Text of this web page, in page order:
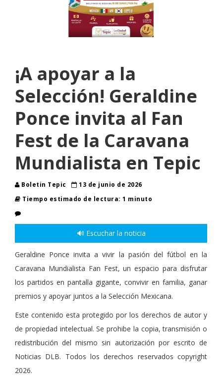
¡A apoyar a la
Selección! Geraldine
Ponce invita al Fan
Fest de la Caravana
Mundialista en Tepic
Boletin Tepic
13 de junio de 2026
Tiempo estimado de lectura: 1 minuto
🔊 Escuchar la noticia
Geraldine Ponce invita a vivir la pasión del fútbol en la
Caravana Mundialista Fan Fest, un espacio para disfrutar
los partidos en pantalla gigante, convivir en familia, ganar
premios y apoyar juntos a la Selección Mexicana.
Este contenido esta protegido por los derechos de autor y
de propiedad intelectual. Se prohibe la copia, transmisión o
redistribución del mismo sin autorización por escrito de
Noticias DLB. Todos los derechos reservados copyright
2026.